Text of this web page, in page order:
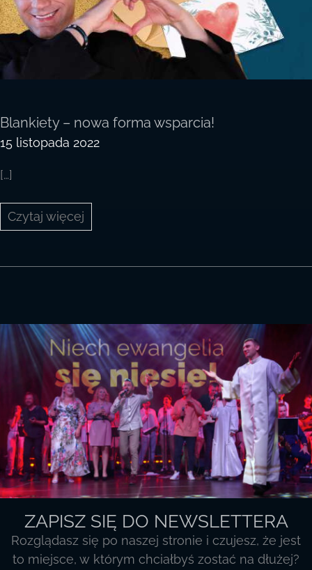
Blankiety – nowa forma wsparcia!
15 listopada 2022
[…]
Blankiety
–
wsparcia!
Czytaj więcej
ZAPISZ SIĘ DO NEWSLETTERA
Rozglądasz się po naszej stronie i czujesz, że jest
to miejsce, w którym chciałbyś zostać na dłużej?